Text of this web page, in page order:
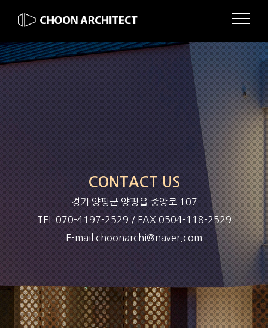
CONTACT US
경기 양평군 양평읍 중앙로 107
TEL 070-4197-2529 / FAX 0504-118-2529
E-mail choonarchi@naver.com